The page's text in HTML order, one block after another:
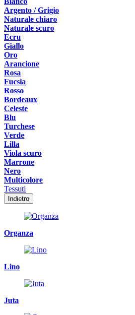
Argento / Grigio
Naturale chiaro
Naturale scuro
Ecru
Giallo
Oro
Arancione
Rosa
Fucsia
Rosso
Bordeaux
Celeste
Blu
Turchese
Verde
Lilla
Viola scuro
Marrone
Nero
Multicolore
Tessuti
Indietro
Organza
Lino
Juta